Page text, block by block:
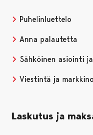
Puhelinluettelo
Anna palautetta
Sähköinen asiointi
Viestintä ja
Laskutus ja